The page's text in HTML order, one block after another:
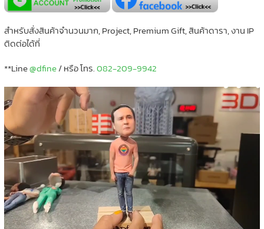
สำหรับสั่งสินค้าจำนวนมาก, Project, Premium Gift, สินค้าดารา, งาน IP
ติดต่อได้ที่
**Line@dfine/ หรือ โทร.082-209-9942